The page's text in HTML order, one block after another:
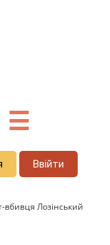
☰
Ввійти
вбивця Лозінський